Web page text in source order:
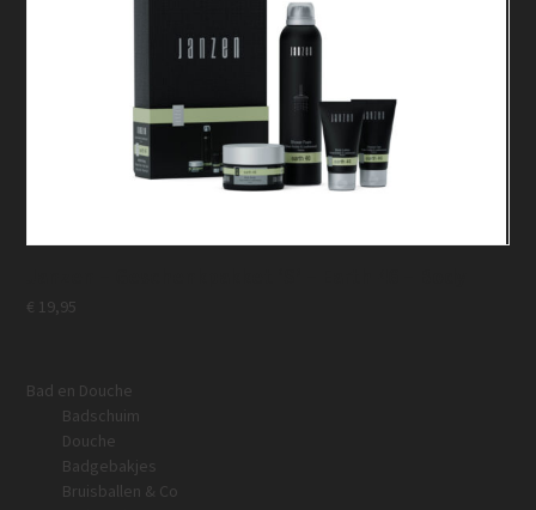
€ 19,95
Bad en Douche
Badschuim
Douche
Badgebakjes
Bruisballen & Co